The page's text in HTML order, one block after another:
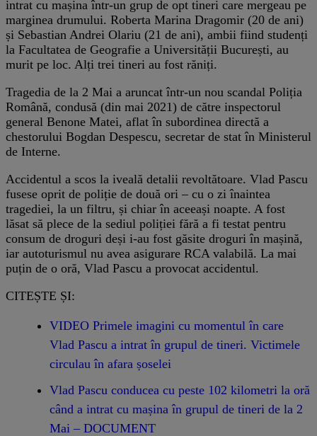
intrat cu mașina într-un grup de opt tineri care mergeau pe
marginea drumului. Roberta Marina Dragomir (20 de ani)
și Sebastian Andrei Olariu (21 de ani), ambii fiind studenți
la Facultatea de Geografie a Universității București, au
murit pe loc. Alți trei tineri au fost răniți.
Tragedia de la 2 Mai a aruncat într-un nou scandal Poliția
Română, condusă (din mai 2021) de către inspectorul
general Benone Matei, aflat în subordinea directă a
chestorului Bogdan Despescu, secretar de stat în Ministerul
de Interne.
Accidentul a scos la iveală detalii revoltătoare. Vlad Pascu
fusese oprit de poliție de două ori – cu o zi înaintea
tragediei, la un filtru, și chiar în aceeași noapte. A fost
lăsat să plece de la sediul poliției fără a fi testat pentru
consum de droguri deși i-au fost găsite droguri în mașină,
iar autoturismul nu avea asigurare RCA valabilă. La mai
puțin de o oră, Vlad Pascu a provocat accidentul.
CITEȘTE ȘI:
VIDEO Primele imagini cu momentul în care
Vlad Pascu a intrat în grupul de tineri. Victimele
circulau în afara șoselei
Vlad Pascu conducea cu peste 102 kilometri la oră
când a intrat cu mașina în grupul de tineri de la 2
Mai – DOCUMENT